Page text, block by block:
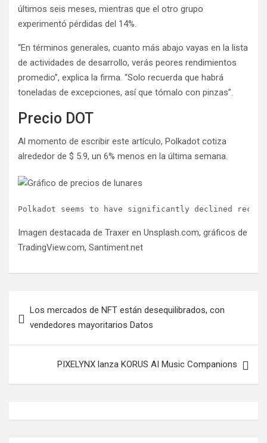
últimos seis meses, mientras que el otro grupo
experimentó pérdidas del 14%.
“En términos generales, cuanto más abajo vayas en la lista
de actividades de desarrollo, verás peores rendimientos
promedio”, explica la firma. “Solo recuerda que habrá
toneladas de excepciones, así que tómalo con pinzas”.
Precio DOT
Al momento de escribir este artículo, Polkadot cotiza
alrededor de $ 5.9, un 6% menos en la última semana.
Polkadot seems to have significantly declined
Imagen destacada de Traxer en Unsplash.com, gráficos de
TradingView.com, Santiment.net
de Los mercados de NFT están desequilibrados, con
vendedores mayoritarios Datos
PIXELYNX lanza KORUS AI Music Companions